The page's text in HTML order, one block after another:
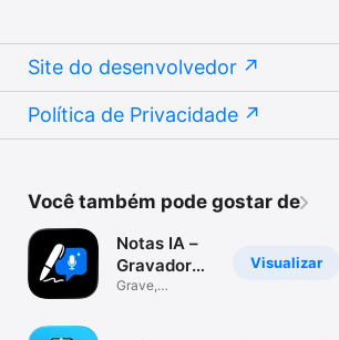
Site do desenvolvedor
Política de Privacidade
Você também pode gostar de
Visualizar
Notas IA –
Gravador
de Voz
Grave,